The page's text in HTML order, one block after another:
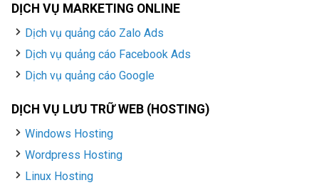
DỊCH VỤ MARKETING ONLINE
Dịch vụ quảng cáo Zalo Ads
Dịch vụ quảng cáo Facebook Ads
Dịch vụ quảng cáo Google
DỊCH VỤ LƯU TRỮ WEB (HOSTING)
Windows Hosting
Wordpress Hosting
Linux Hosting